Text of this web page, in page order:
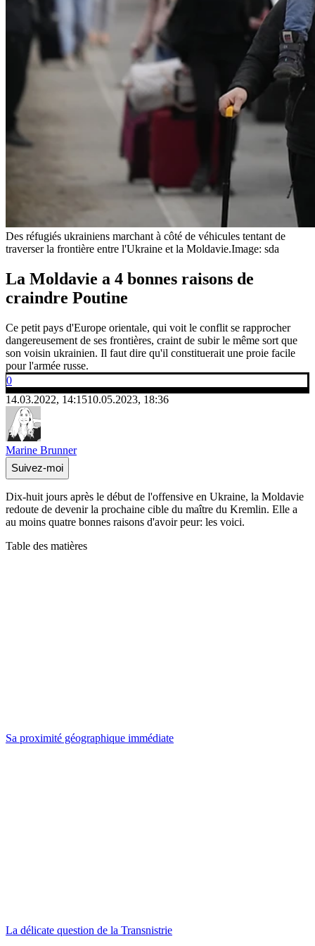
Des réfugiés ukrainiens marchant à côté de véhicules tentant de
traverser la frontière entre l'Ukraine et la Moldavie.Image: sda
La Moldavie a 4 bonnes raisons de
craindre Poutine
Ce petit pays d'Europe orientale, qui voit le conflit se rapprocher
dangereusement de ses frontières, craint de subir le même sort que
son voisin ukrainien. Il faut dire qu'il constituerait une proie facile
pour l'armée russe.
0
14.03.2022, 14:1510.05.2023, 18:36
Marine Brunner
Suivez-moi
Dix-huit jours après le début de l'offensive en Ukraine, la Moldavie
redoute de devenir la prochaine cible du maître du Kremlin. Elle a
au moins quatre bonnes raisons d'avoir peur: les voici.
Table des matières
Sa proximité géographique immédiate
La délicate question de la Transnistrie